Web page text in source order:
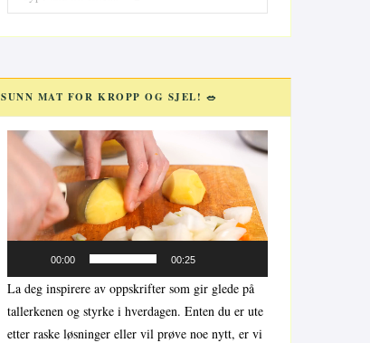
for:
SUNN MAT FOR KROPP OG SJEL! 🥗
Videoavspiller
00:00 00:25
La deg inspirere av oppskrifter som gir glede på
tallerkenen og styrke i hverdagen. Enten du er ute
etter raske løsninger eller vil prøve noe nytt, er vi